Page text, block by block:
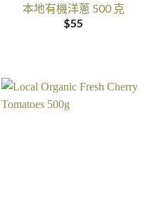
本地有機洋蔥 500 克
$55